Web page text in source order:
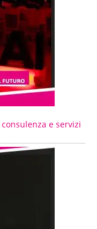
e servizi